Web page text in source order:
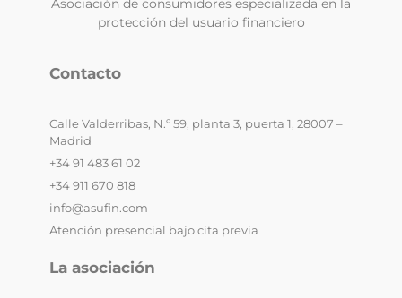
Asociación de consumidores especializada en la
protección del usuario financiero
Contacto
Calle Valderribas, N.º 59, planta 3, puerta 1, 28007 –
Madrid
+34 91 483 61 02
+34 911 670 818
info@asufin.com
Atención presencial bajo cita previa
La asociación